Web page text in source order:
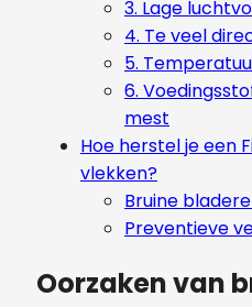
3. Lage
4. Te veel
5.
6.
mest
Hoe herstel je een
vlekken?
Bruine
Preventieve
Oorzaken van